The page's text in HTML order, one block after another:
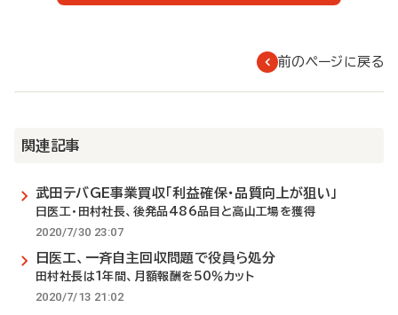
前のページに戻る
関連記事
武田テバGE事業買収「利益確保・品質向上が狙い」
日医工・田村社長、後発品486品目と高山工場を獲得
2020/7/30 23:07
日医工、一斉自主回収問題で役員ら処分
田村社長は1年間、月額報酬を50％カット
2020/7/13 21:02